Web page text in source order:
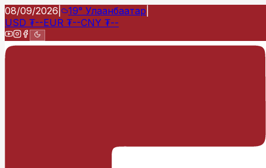
08/09/2026 19° Улаанбаатар
USD ₮--EUR ₮--CNY ₮--